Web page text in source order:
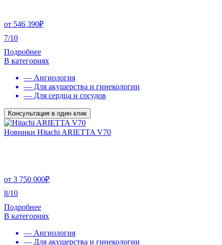
от 546 390₽
7/10
Подробнее
В категориях
— Ангиология
— Для акушерства и гинекологии
— Для сердца и сосудов
Консультация в один клик
Новинки Hitachi ARIETTA V70
от 3 750 000₽
8/10
Подробнее
В категориях
— Ангиология
— Для акушерства и гинекологии